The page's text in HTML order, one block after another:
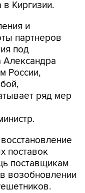
Киргизии.
и
партнеров
под
Александра
России,
ряд мер
поставок
поставщикам
возобновлении